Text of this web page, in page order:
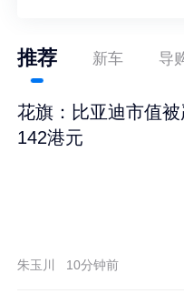
推荐 新车 导
花旗：比亚迪市值
142港元
朱玉川 10分钟前